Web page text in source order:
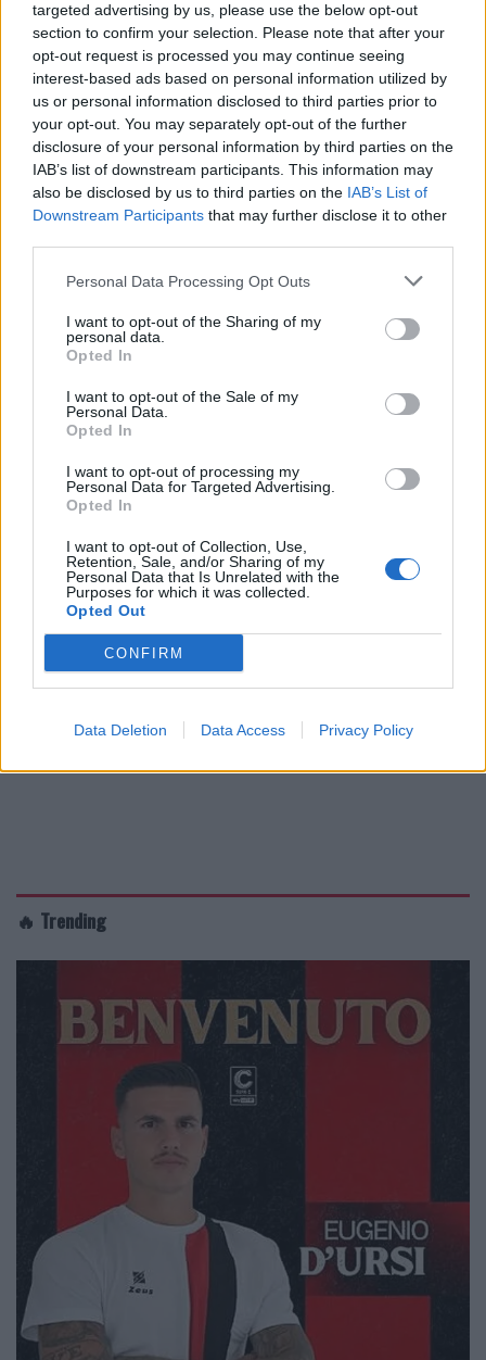
targeted advertising by us, please use the below opt-out
section to confirm your selection. Please note that after your
opt-out request is processed you may continue seeing
interest-based ads based on personal information utilized by
us or personal information disclosed to third parties prior to
your opt-out. You may separately opt-out of the further
disclosure of your personal information by third parties on the
IAB’s list of downstream participants. This information may
also be disclosed by us to third parties on the IAB’s List of
Downstream Participants that may further disclose it to other
Personal Data Processing Opt Outs
I want to opt-out of the Sharing of my
personal data.
Opted In
I want to opt-out of the Sale of my
Personal Data.
Opted In
I want to opt-out of processing my
Personal Data for Targeted Advertising.
Opted In
I want to opt-out of Collection, Use,
Retention, Sale, and/or Sharing of my
Personal Data that Is Unrelated with the
Purposes for which it was collected.
Opted Out
CONFIRM
Data Deletion Data Access Privacy Policy
🔥 Trending